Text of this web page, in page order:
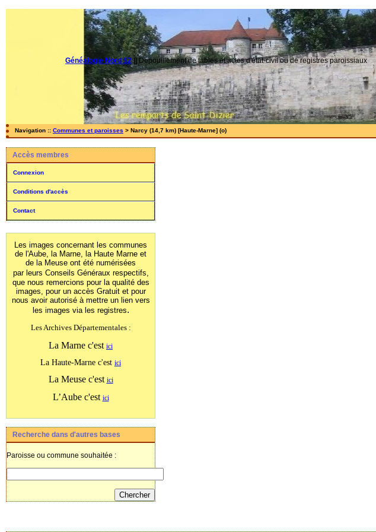
Généalogie Nord 52|| Dépouillement de tables et actes d'état-civil ou de registres paroissiaux
Navigation :: Communes et paroisses > Narcy (14,7 km) [Haute-Marne] (o)
Accès membres
Connexion
Conditions d'accès
Contact
Les images concernant les communes
de l'Aube, la Marne, la Haute Marne et
de la Meuse ont été numérisées
par leurs Conseils Généraux respectifs,
que nous remercions pour la qualité des
images, pour un accès Gratuit et pour
nous avoir autorisé à mettre un lien vers
les images via les registres.
Les Archives Départementales :
La Marne c'est ici
La Haute-Marne c'est ici
La Meuse c'est ici
L’Aube c'est ici
Recherche dans d'autres bases
Paroisse ou commune souhaitée :